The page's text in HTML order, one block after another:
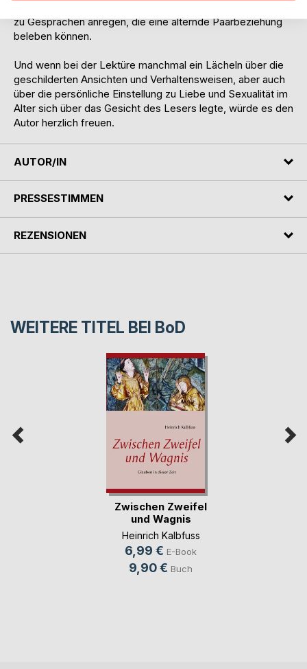
zu Gesprächen anregen, die eine alternde Paarbeziehung
beleben können.
Und wenn bei der Lektüre manchmal ein Lächeln über die
geschilderten Ansichten und Verhaltensweisen, aber auch
über die persönliche Einstellung zu Liebe und Sexualität im
Alter sich über das Gesicht des Lesers legte, würde es den
Autor herzlich freuen.
AUTOR/IN
PRESSESTIMMEN
REZENSIONEN
WEITERE TITEL BEI BoD
Zwischen Zweifel
und Wagnis
Heinrich Kalbfuss
6,99 € E-Book
9,90 € Buch